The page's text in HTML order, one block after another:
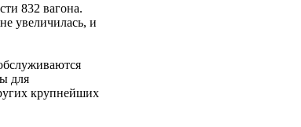
832 вагона.
увеличилась, и
для
крупнейших